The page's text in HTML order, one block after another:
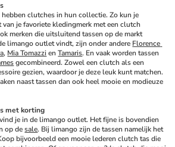
hebben clutches in hun collectie. Zo kun je
je favoriete kledingmerk met een clutch
merken die uitsluitend tassen op de markt
limango outlet vindt, zijn onder andere Florence
, Mia Tomazzi en Tamaris. En vaak worden tassen
gecombineerd. Zowel een clutch als een
gezien, waardoor je deze leuk kunt matchen.
naast tassen dan ook heel mooie en modieuze
met korting
je in de limango outlet. Het fijne is bovendien
op de sale. Bij limango zijn de tassen namelijk het
bijvoorbeeld een mooie lederen clutch tas die